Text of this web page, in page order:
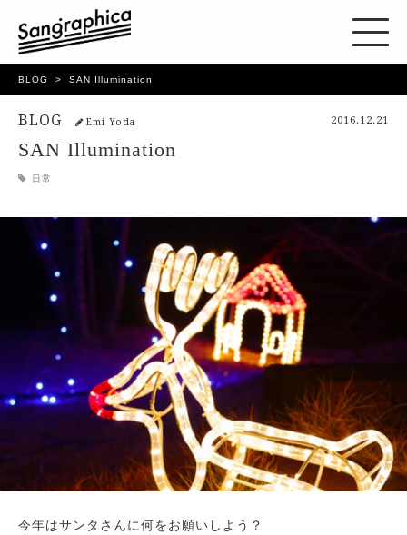
BLOG SAN Illumination
BLOG Emi Yoda 2016.12.21
SAN Illumination
日常
今年はサンタさんに何をお願いしよう？